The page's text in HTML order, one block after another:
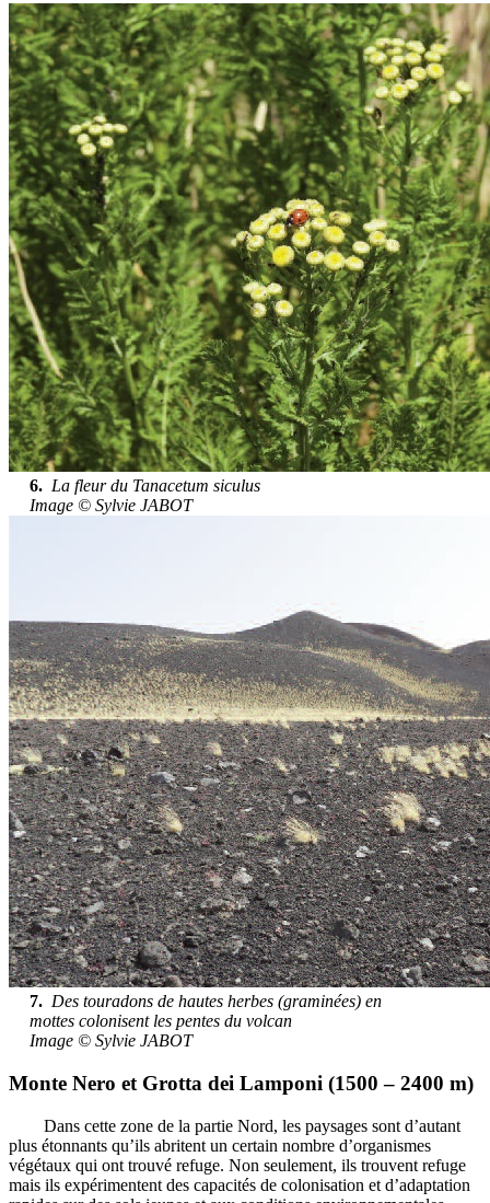
6. La fleur du Tanacetum siculus
Image © Sylvie JABOT
7. Des touradons de hautes herbes (graminées) en
mottes colonisent les pentes du volcan
Image © Sylvie JABOT
Monte Nero et Grotta dei Lamponi (1500 – 2400 m)
Dans cette zone de la partie Nord, les paysages sont d’autant
plus étonnants qu’ils abritent un certain nombre d’organismes
végétaux qui ont trouvé refuge. Non seulement, ils trouvent refuge
mais ils expérimentent des capacités de colonisation et d’adaptation